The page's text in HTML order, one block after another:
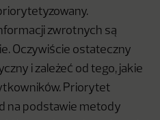
zwrotnych są
Oczywiście ostateczny
i zależeć od tego, jakie
Priorytet
na podstawie metody